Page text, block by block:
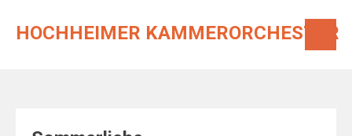
HOCHHEIMER KAMMERORCHESTER